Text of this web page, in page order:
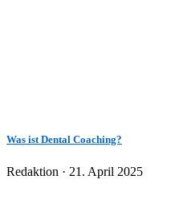
Was ist Dental Coaching?
Redaktion · Veröffentlicht
21. April 2025